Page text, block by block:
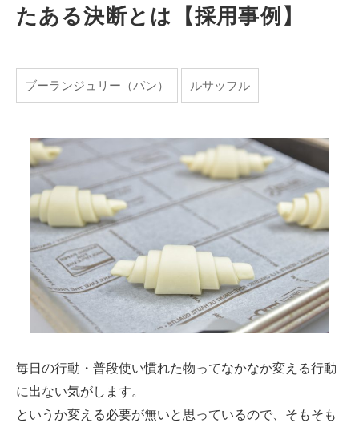
たある決断とは【採用事例】
ブーランジュリー（パン） ルサッフル
毎日の行動・普段使い慣れた物ってなかなか変える行動
に出ない気がします。
というか変える必要が無いと思っているので、そもそも